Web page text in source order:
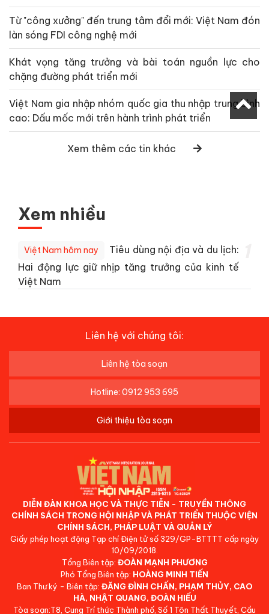
Từ "công xưởng" đến trung tâm đổi mới: Việt Nam đón
làn sóng FDI công nghệ mới
Khát vọng tăng trưởng và bài toán nguồn lực cho
chặng đường phát triển mới
Việt Nam gia nhập nhóm quốc gia thu nhập trung bình
cao: Dấu mốc mới trên hành trình phát triển
Xem thêm các tin khác
Xem nhiều
Việt Nam hôm nay
Tiêu dùng nội địa và du lịch:
Hai động lực giữ nhịp tăng trưởng của kinh tế
Việt Nam
Liên hệ với chúng tôi:
Liên hệ tòa soạn
Hotline: 0912 953 695
Giới thiệu tòa soạn
DIỄN ĐÀN KHOA HỌC VÀ THỰC TIỄN - TRUYỀN THÔNG
CHÍNH SÁCH TRONG HỘI NHẬP VÀ PHÁT TRIỂN THUỘC VIỆN
CHÍNH SÁCH, PHÁP LUẬT VÀ QUẢN LÝ
Giấy phép hoạt động Tạp chí Điện tử số 329/GP-BTTTT cấp ngày
10/09/2018.
Tổng Biên tập: ĐOÀN MẠNH PHƯƠNG
Phó Tổng Biên tập: HOÀNG MINH TIẾN
Ban Thư ký - Biên tập: ĐẶNG ĐÌNH CHẤN, PHẠM THỦY, CAO
HÀ, NHẬT QUANG, ĐOÀN HIẾU
Tòa soạn:T8, Cung Trí thức Thành phố, Số 1 Tôn Thất Thuyết, Cầu